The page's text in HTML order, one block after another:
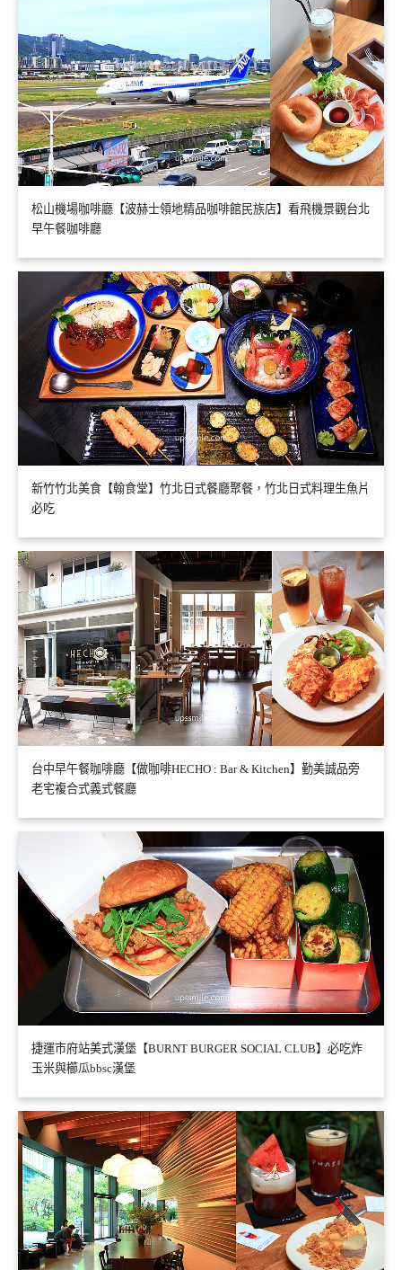
松山機場咖啡廳【波赫士領地精品咖啡館民族店】看飛機景觀台北
早午餐咖啡廳
新竹竹北美食【翰食堂】竹北日式餐廳聚餐，竹北日式料理生魚片
必吃
台中早午餐咖啡廳【做咖啡HECHO : Bar & Kitchen】勤美誠品旁
老宅複合式義式餐廳
捷運市府站美式漢堡【BURNT BURGER SOCIAL CLUB】必吃炸
玉米與櫛瓜bbsc漢堡